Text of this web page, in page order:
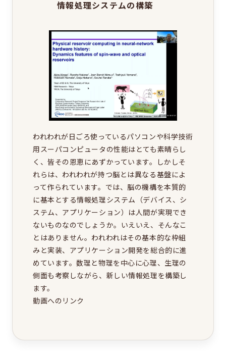
情報処理システムの構築
われわれが日ごろ使っているパソコンや科学技術
用スーパコンピュータの性能はとても素晴らし
く、皆その恩恵にあずかっています。しかしそ
れらは、われわれが持つ脳とは異なる基盤によ
って作られています。では、脳の機構を本質的
に基本とする情報処理システム（デバイス、シ
ステム、アプリケーション）は人間が実現でき
ないものなのでしょうか。いえいえ、そんなこ
とはありません。われわれはその基本的な枠組
みと実装、アプリケーション開発を総合的に進
めています。数理と物理を中心に心理、生理の
側面も考察しながら、新しい情報処理を構築し
動画へのリンク